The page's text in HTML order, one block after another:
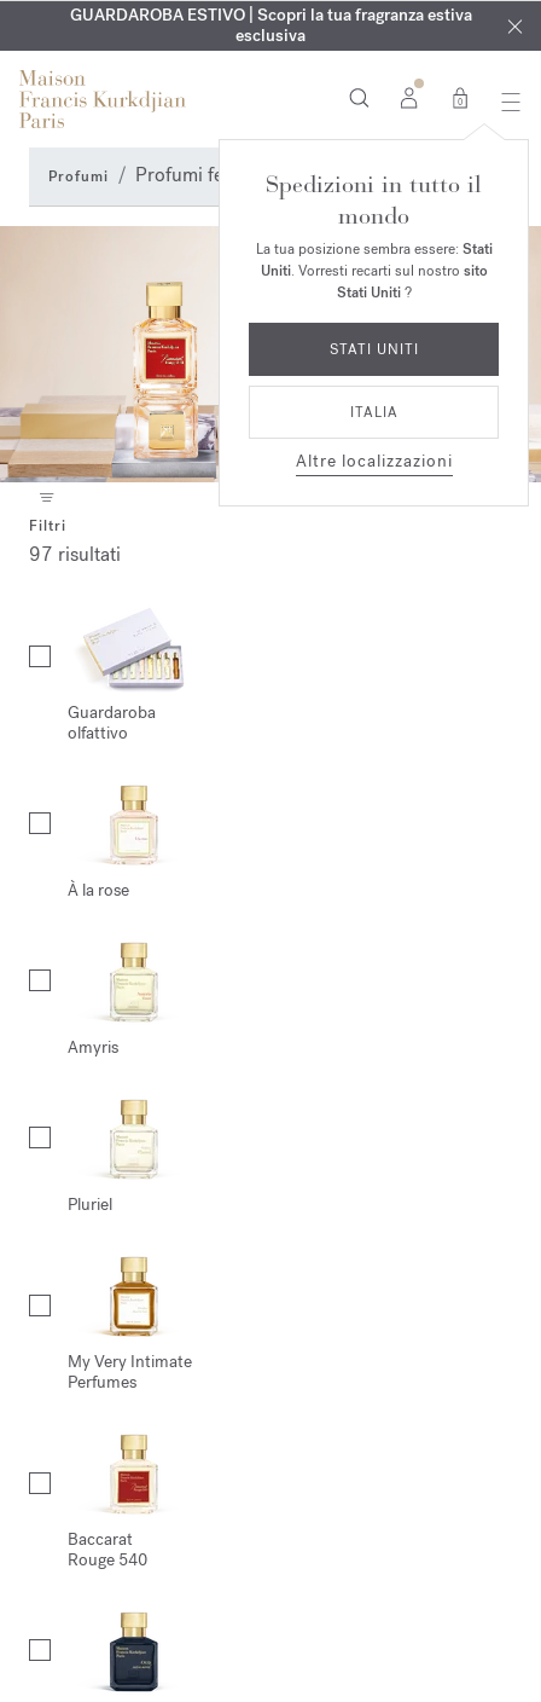
ESCLUSIVO | Scopri la nuova fragranza OUDvelvet moodnel
tuo ordine*
INCISIONE GRATUITA | Su tutte le fragranze e gli oli per il
corpo fino al 9 agosto
GUARDAROBA ESTIVO | Scopri la tua fragranza estiva
esclusiva
0
Spedizioni in tutto il
mondo
La tua posizione sembra essere: Stati
Uniti. Vorresti recarti sul nostro sito
Stati Uniti?
STATI UNITI
ITALIA
Altre localizzazioni
Profumi Profumi femminili
Filtri
97 risultati
Guardaroba
olfattivo
À la rose
Amyris
Pluriel
My Very Intimate
Perfumes
Baccarat
Rouge 540